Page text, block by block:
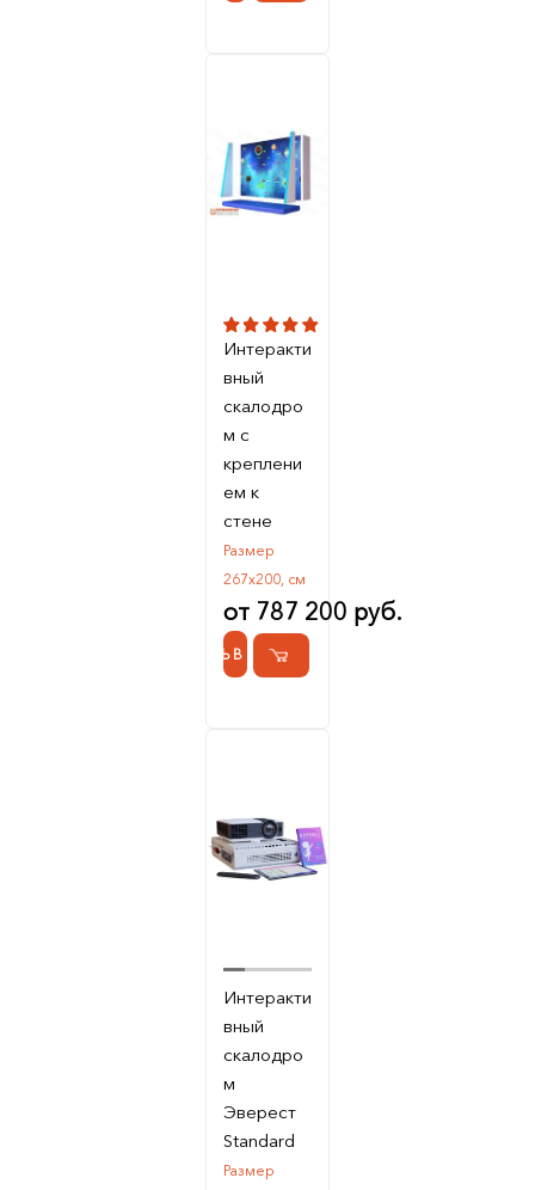
Интеракти
вный
скалодро
м с
креплени
ем к
стене
Размер
267х200, см
от 787 200 руб.
КУПИТЬ В 1 КЛИК
Интеракти
вный
скалодро
м
Эверест
Standard
Размер